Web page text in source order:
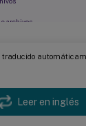
traducido
Leer en inglés
archivos